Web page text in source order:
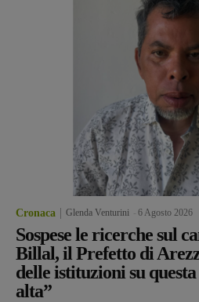
Cronaca Glenda Venturini 6 Agosto 2026
Sospese le ricerche sul
Billal, il Prefetto di
delle istituzioni su
alta”